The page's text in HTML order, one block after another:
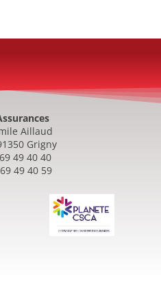
Aillaud
Grigny
49 40 40
49 40 59